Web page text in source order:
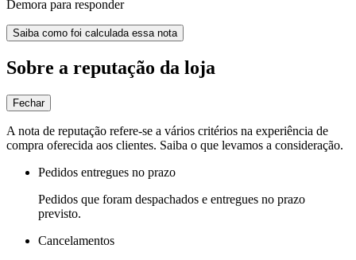
Demora para responder
Saiba como foi calculada essa nota
Sobre a reputação da loja
Fechar
A nota de reputação refere-se a vários critérios na experiência de
compra oferecida aos clientes. Saiba o que levamos a consideração.
Pedidos entregues no prazo
Pedidos que foram despachados e entregues no prazo
previsto.
Cancelamentos